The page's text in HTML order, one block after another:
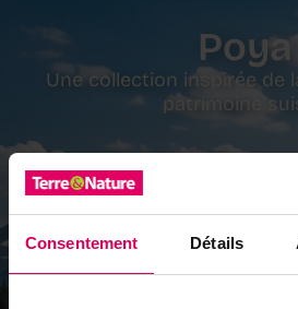
Consentement Détails
Poya
Une collection inspirée de
patrimoine